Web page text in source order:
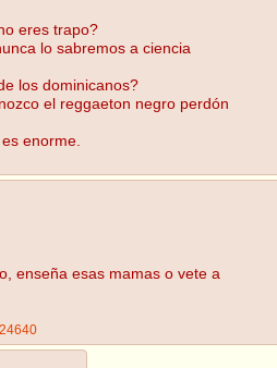
eres trapo?
lo sabremos a ciencia
los dominicanos?
el reggaeton negro perdón
enorme.
enseña esas mamas o vete a